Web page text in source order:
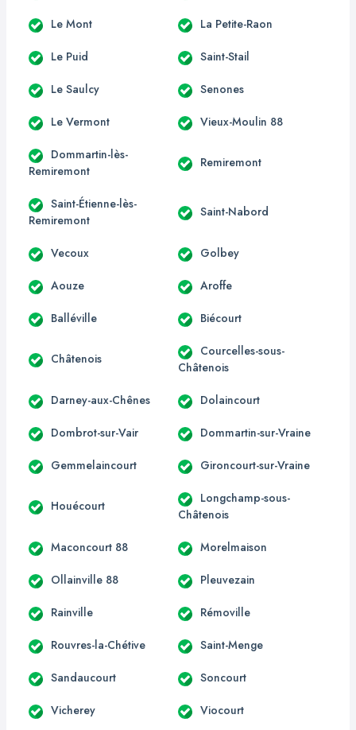
Le Mont La Petite-Raon
Le Puid Saint-Stail
Le Saulcy Senones
Le Vermont Vieux-Moulin 88
Dommartin-lès-
Remiremont
Remiremont
Saint-Étienne-lès-
Remiremont
Saint-Nabord
Vecoux Golbey
Aouze Aroffe
Balléville Biécourt
Châtenois
Courcelles-sous-
Châtenois
Darney-aux-Chênes Dolaincourt
Dombrot-sur-Vair Dommartin-sur-Vraine
Gemmelaincourt Gironcourt-sur-Vraine
Houécourt
Longchamp-sous-
Châtenois
Maconcourt 88 Morelmaison
Ollainville 88 Pleuvezain
Rainville Rémoville
Rouvres-la-Chétive Saint-Menge
Sandaucourt Soncourt
Vicherey Viocourt